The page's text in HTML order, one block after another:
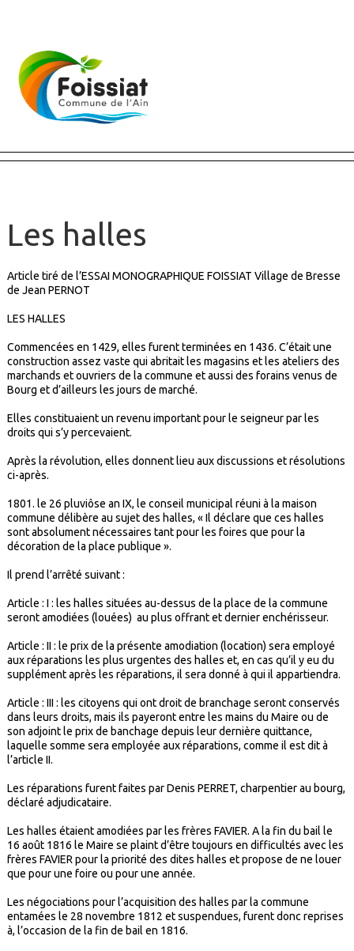
Les halles
Article tiré de l’ESSAI MONOGRAPHIQUE FOISSIAT Village de Bresse
de Jean PERNOT
LES HALLES
Commencées en 1429, elles furent terminées en 1436. C’était une
construction assez vaste qui abritait les magasins et les ateliers des
marchands et ouvriers de la commune et aussi des forains venus de
Bourg et d’ailleurs les jours de marché.
Elles constituaient un revenu important pour le seigneur par les
droits qui s’y percevaient.
Après la révolution, elles donnent lieu aux discussions et résolutions
ci-après.
1801. le 26 pluviôse an IX, le conseil municipal réuni à la maison
commune délibère au sujet des halles, « Il déclare que ces halles
sont absolument nécessaires tant pour les foires que pour la
décoration de la place publique ».
Il prend l’arrêté suivant :
Article : I : les halles situées au-dessus de la place de la commune
seront amodiées (louées) au plus offrant et dernier enchérisseur.
Article : II : le prix de la présente amodiation (location) sera employé
aux réparations les plus urgentes des halles et, en cas qu’il y eu du
supplément après les réparations, il sera donné à qui il appartiendra.
Article : III : les citoyens qui ont droit de branchage seront conservés
dans leurs droits, mais ils payeront entre les mains du Maire ou de
son adjoint le prix de banchage depuis leur dernière quittance,
laquelle somme sera employée aux réparations, comme il est dit à
l’article II.
Les réparations furent faites par Denis PERRET, charpentier au bourg,
déclaré adjudicataire.
Les halles étaient amodiées par les frères FAVIER. A la fin du bail le
16 août 1816 le Maire se plaint d’être toujours en difficultés avec les
frères FAVIER pour la priorité des dites halles et propose de ne louer
que pour une foire ou pour une année.
Les négociations pour l’acquisition des halles par la commune
entamées le 28 novembre 1812 et suspendues, furent donc reprises
à, l’occasion de la fin de bail en 1816.